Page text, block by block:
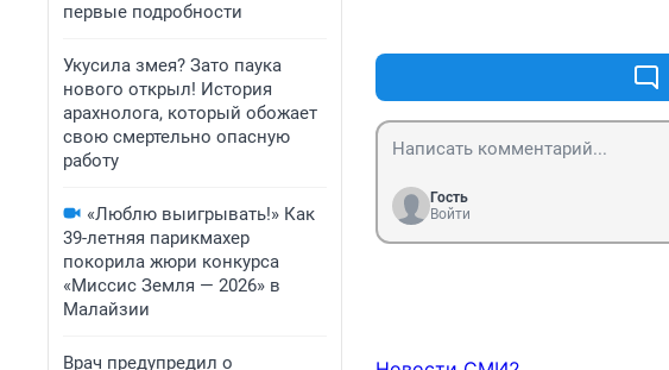
первые подробности
Укусила змея? Зато паука
нового открыл! История
арахнолога, который обожает
свою смертельно опасную
работу
«Люблю выигрывать!» Как
39-летняя парикмахер
покорила жюри конкурса
«Миссис Земля — 2026» в
Малайзии
Врач предупредил о
Гость
Войти